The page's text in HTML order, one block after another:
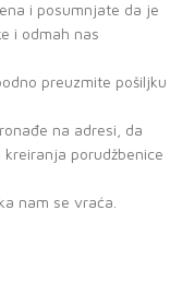
i posumnjate da je
i odmah nas
preuzmite pošiljku
na adresi, da
porudžbenice
nam se vraća.